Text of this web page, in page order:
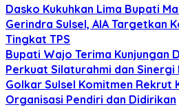
Dasko Kukuhkan Lima Bupati
Gerindra Sulsel, AIA Targetkan
Tingkat TPS
Bupati Wajo Terima Kunjungan
Perkuat Silaturahmi dan Sinergi
Golkar Sulsel Komitmen Rekrut
Organisasi Pendiri dan Didirikan